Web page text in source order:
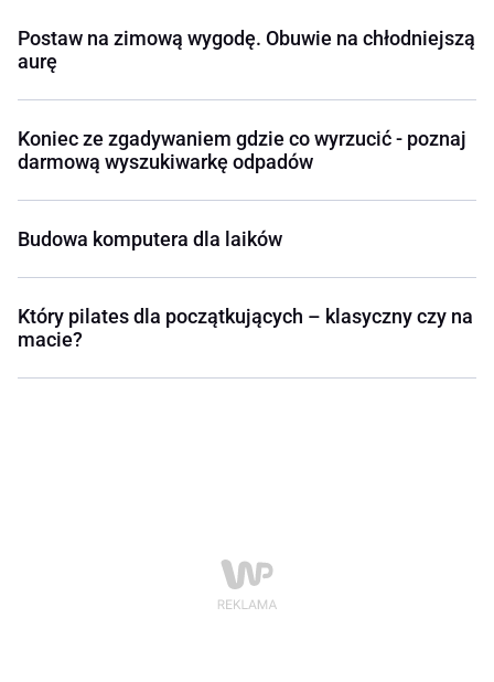
Postaw na zimową wygodę. Obuwie na chłodniejszą
aurę
Koniec ze zgadywaniem gdzie co wyrzucić - poznaj
darmową wyszukiwarkę odpadów
Budowa komputera dla laików
Który pilates dla początkujących – klasyczny czy na
macie?